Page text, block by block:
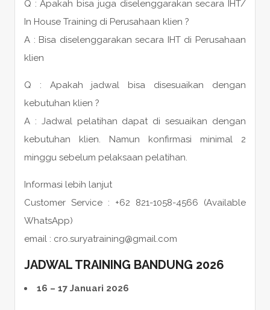
Q : Apakah bisa juga diselenggarakan secara IHT/
In House Training di Perusahaan klien ?
A : Bisa diselenggarakan secara IHT di Perusahaan
klien
Q : Apakah jadwal bisa disesuaikan dengan
kebutuhan klien ?
A : Jadwal pelatihan dapat di sesuaikan dengan
kebutuhan klien. Namun konfirmasi minimal 2
minggu sebelum pelaksaan pelatihan.
Informasi lebih lanjut
Customer Service : +62 821-1058-4566 (Available
WhatsApp)
email : cro.suryatraining@gmail.com
JADWAL TRAINING BANDUNG 2026
16 – 17 Januari 2026